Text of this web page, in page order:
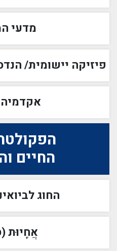
מדעי
פיזיקה יישומית/
אקדמיה
החיים
החוג
אֲחָיוּת